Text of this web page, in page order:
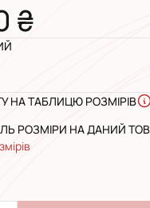
₴
НА ТАБЛИЦЮ РОЗМІРІВ
РОЗМІРИ НА ДАНИЙ